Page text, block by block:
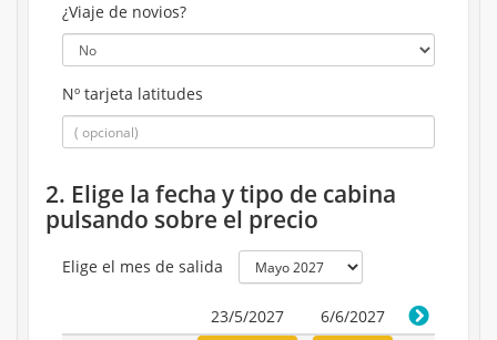
¿Viaje de novios?
Nº tarjeta latitudes
2. Elige la fecha y tipo de cabina
pulsando sobre el precio
Elige el mes de salida
23/5/2027 6/6/2027